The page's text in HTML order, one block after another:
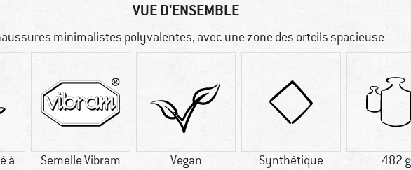
VUE D'ENSEMBLE
minimalistes polyvalentes, avec une zone des orteils spacieuse
à
Semelle Vibram Vegan Synthétique 482 g